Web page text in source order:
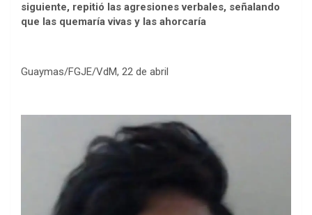
siguiente, repitió las agresiones verbales, señalando
que las quemaría vivas y las ahorcaría
Guaymas/FGJE/VdM, 22 de abril